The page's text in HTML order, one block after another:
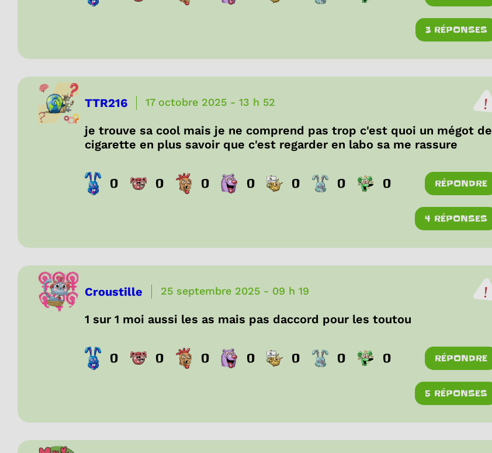
3 RÉPONSES
TTR216 17 octobre 2025 - 13 h 52
je trouve sa cool mais je ne comprend pas trop c'est quoi un mégot de
cigarette en plus savoir que c'est regarder en labo sa me rassure
0 0 0 0 0 0 0 RÉPONDRE
4 RÉPONSES
Croustille 25 septembre 2025 - 09 h 19
1 sur 1 moi aussi les as mais pas daccord pour les toutou
0 0 0 0 0 0 0 RÉPONDRE
5 RÉPONSES